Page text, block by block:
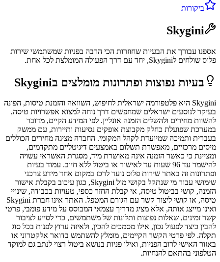
ביקורות
Skygini
אספנו עבורך את הבעיות שחוזרות הכי הרבה בפניות שמשתמשי שירות
פלוס שולחים לSkygini, יחד עם דרך הפעולה המומלצת לכל אחת.
בעיות נפוצות ופתרונות מומלצים בSkygini
Skygini היא פלטפורמה ישראלית לחיפוש, השוואה והזמנת טיסות, הפונה
בעיקר לנוסעים ישראלים שמחפשים דרך נוחה למצוא אפשרויות טיסה,
להשוות מחירים ולהשלים הזמנה אונליין. לפי המידע הקיים, מדובר
במערכת שפועלת כחלק מקבוצת אופקים נסיעות ותיירות, עם ממשק
בעברית ותמיכה שמיועדת לקהל המקומי. החברה מציגה מחירים הכוללים
מיסים מרכזיים, מאפשרת תשלום באמצעים דיגיטליים מתקדמים,
ומציינת כי כאשר הזמנה אינה מאושרת מיד, מסגרת האשראי עשויה
להישמר עד 96 שעות עד לאישור או ביטול ללא חיוב. עמוד בעיות
ופתרונות זה באתר שירות פלוס נועד לרכז במקום אחד מידע צרכני
שימושי עבור מי שנתקל בקושי מול Skygini, כגון עיכוב בקבלת אישור
הזמנה, קושי בביטול טיסה, אי קבלת החזר כספי, טעויות בכבודה, שינויי
טיסה, או קושי ליצור קשר עם הגורם המטפל. האתר אינו חברת Skygini
ואינו מייצג אותה, אלא מציג מדריך עצמאי המבוסס על מידע פומבי, פרטי
קשר זמינים, שאלות נפוצות ותלונות של משתמשים, כדי לסייע לציבור
להבין כיצד לפעול נכון, אילו מסמכים להכין, ולאיזה ערוץ לפנות בכל סוג
תקלה. לפי פרטי הקשר הקיימים, מומלץ להשתמש בדואר אלקטרוני או
באזור האישי לרוב הפניות, ואילו פניות בנושא ביטול רצוי לנתב גם למוקד
הטלפוני בהתאם להנחיות.